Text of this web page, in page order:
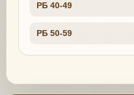
РБ 40-49
РБ 50-59